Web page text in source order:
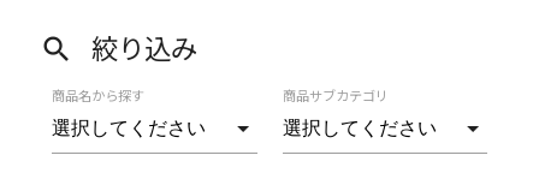
search 絞り込み
商品名から探す 商品サブカテゴリ